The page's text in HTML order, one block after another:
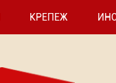
КРЕПЕЖ